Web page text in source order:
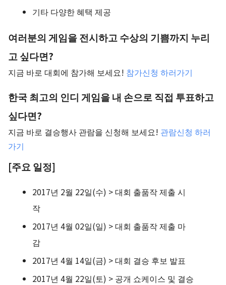
기타 다양한 혜택 제공
여러분의 게임을 전시하고 수상의 기쁨까지 누리
고 싶다면?
지금 바로 대회에 참가해 보세요! 참가신청 하러가기
한국 최고의 인디 게임을 내 손으로 직접 투표하고
싶다면?
지금 바로 결승행사 관람을 신청해 보세요! 관람신청 하러
가기
[주요 일정]
2017년 2월 22일(수) > 대회 출품작 제출 시
작
2017년 4월 02일(일) > 대회 출품작 제출 마
감
2017년 4월 14일(금) > 대회 결승 후보 발표
2017년 4월 22일(토) > 공개 쇼케이스 및 결승